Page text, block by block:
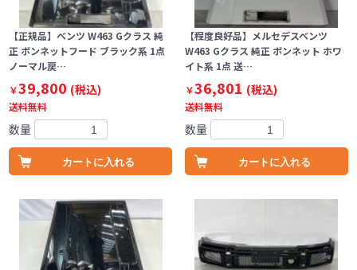
【正規品】ベンツ W463 Gクラス 純
正 ボンネットフード ブラック系 1点
ノーマル戻…
￥39,800 (税込)
送料無料
数量
カートに入れる
【程度良好品】メルセデスベンツ
W463 Gクラス 純正 ボンネット ホワ
イト系 1点 送…
￥36,801 (税込)
送料無料
数量
カートに入れる